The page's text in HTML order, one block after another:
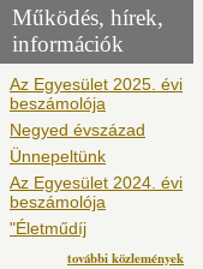
Működés, hírek,
információk
Az Egyesület 2025. évi
beszámolója
Negyed évszázad
Ünnepeltünk
Az Egyesület 2024. évi
beszámolója
"Életműdíj
további közlemények